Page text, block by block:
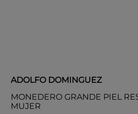
ADOLFO DOMINGUEZ
MONEDERO GRANDE PIEL
MUJER